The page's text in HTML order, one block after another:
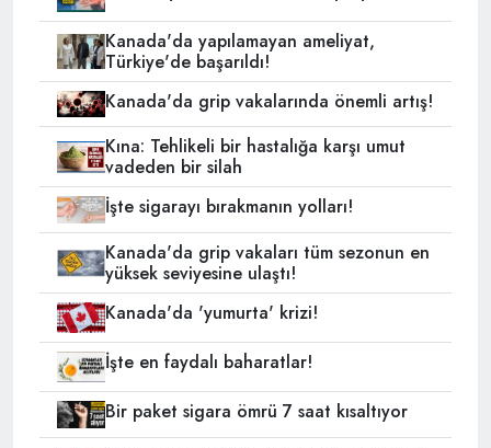
Kanada'da yapılamayan ameliyat,
Türkiye'de başarıldı!
Kanada'da grip vakalarında önemli artış!
Kına: Tehlikeli bir hastalığa karşı umut
vadeden bir silah
İşte sigarayı bırakmanın yolları!
Kanada'da grip vakaları tüm sezonun en
yüksek seviyesine ulaştı!
Kanada'da 'yumurta' krizi!
İşte en faydalı baharatlar!
Bir paket sigara ömrü 7 saat kısaltıyor